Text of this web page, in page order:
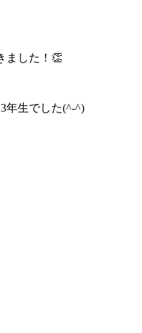
ました！👏
年生でした(^-^)